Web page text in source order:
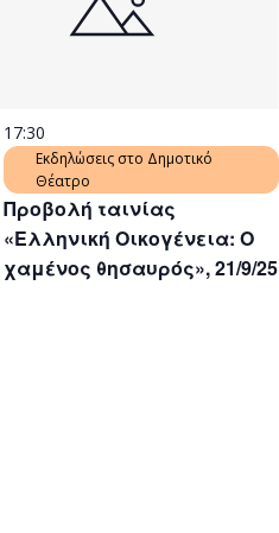
Προβολή ταινίας
«Ελληνική Οικογένεια: Ο
χαμένος θησαυρός», 21/9/25
17:30
Εκδηλώσεις στο Δημοτικό
Θέατρο